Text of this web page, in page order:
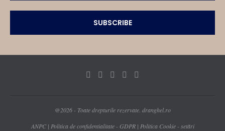
@2026 - Toate drepturile rezervate. dranghel.ro
ANPC| Politica de confidentialitate - GDPR| Politica Cookie - setări